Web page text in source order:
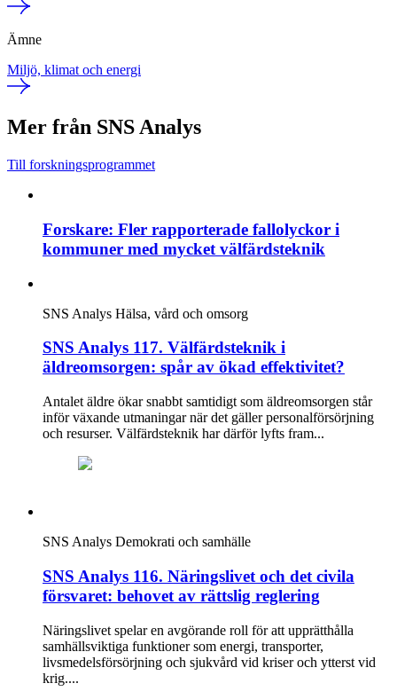
Ämne
Miljö, klimat och energi
Mer från SNS Analys
Till forskningsprogrammet
Forskare: Fler rapporterade fallolyckor i
kommuner med mycket välfärdsteknik
SNS Analys Hälsa, vård och omsorg
SNS Analys 117. Välfärdsteknik i
äldreomsorgen: spår av ökad effektivitet?
Antalet äldre ökar snabbt samtidigt som äldreomsorgen står
inför växande utmaningar när det gäller personalförsörjning
och resurser. Välfärdsteknik har därför lyfts fram...
SNS Analys Demokrati och samhälle
SNS Analys 116. Näringslivet och det civila
försvaret: behovet av rättslig reglering
Näringslivet spelar en avgörande roll för att upprätthålla
samhällsviktiga funktioner som energi, transporter,
livsmedelsförsörjning och sjukvård vid kriser och ytterst vid
krig....